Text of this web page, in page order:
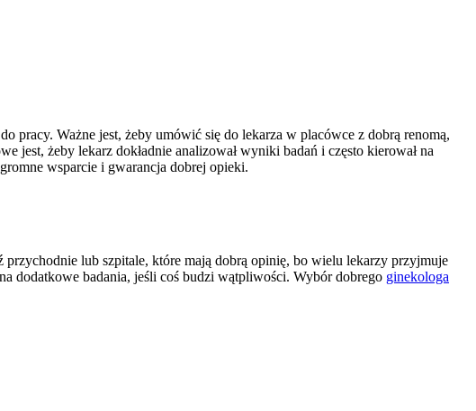
pracy. Ważne jest, żeby umówić się do lekarza w placówce z dobrą renomą,
żeby lekarz dokładnie analizował wyniki badań i często kierował na
wsparcie i gwarancja dobrej opieki.
lub szpitale, które mają dobrą opinię, bo wielu lekarzy przyjmuje
dodatkowe badania, jeśli coś budzi wątpliwości. Wybór dobrego ginekologa